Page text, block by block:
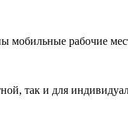
мобильные рабочие
так и для